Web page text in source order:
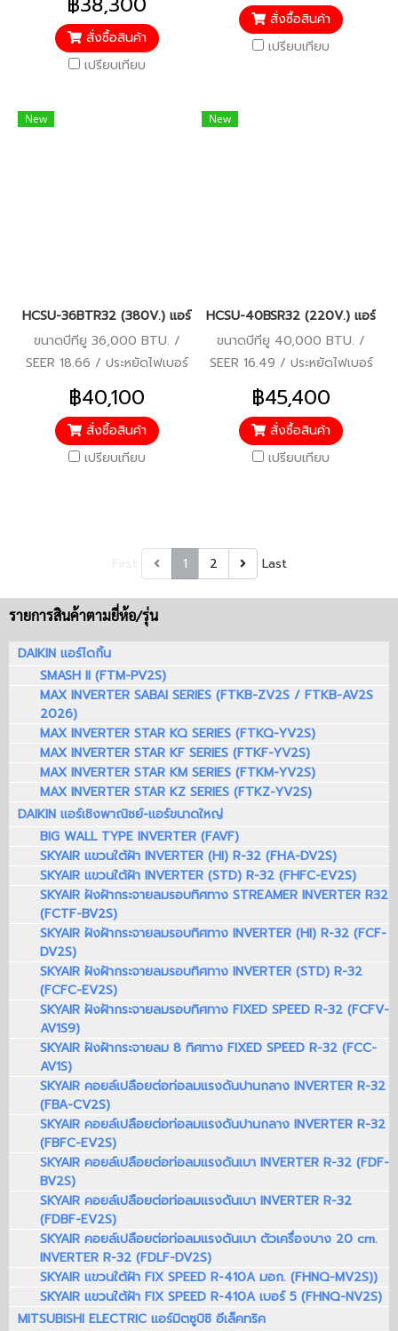
อะไหล่อื่นๆ 5 ปี
สั่งซื้อสินค้า
เปรียบเทียบ
อะไหล่อื่นๆ 5 ปี
สั่งซื้อสินค้า
เปรียบเทียบ
New
HCSU-36BTR32 (380V.) แอร์ไฮเออร์ Haier Round Flow เครื่อ
ขนาดบีทียู 36,000 BTU. /
SEER 18.66 / ประหยัดไฟเบอร์
5 / มอก.2134 2553 / รับ
ประกันคอมเพรสเซอร์ 5 ปี
อะไหล่อื่นๆ 5 ปี
฿40,100
สั่งซื้อสินค้า
เปรียบเทียบ
New
HCSU-40BSR32 (220V.) แอร์ไ
ขนาดบีทียู 40,000 BTU. /
SEER 16.49 / ประหยัดไฟเบอร์
5 / มอก.2134 2553 / รับ
ประกันคอมเพรสเซอร์ 5 ปี
อะไหล่อื่นๆ 5 ปี
฿45,400
สั่งซื้อสินค้า
เปรียบเทียบ
1 2 Last
รายการสินค้าตามยี่ห้อ/รุ่น
DAIKIN แอร์ไดกิ้น
SMASH II (FTM-PV2S)
MAX INVERTER SABAI SERIES (FTKB-ZV2S / FTKB-AV2S
2026)
MAX INVERTER STAR KQ SERIES (FTKQ-YV2S)
MAX INVERTER STAR KF SERIES (FTKF-YV2S)
MAX INVERTER STAR KM SERIES (FTKM-YV2S)
MAX INVERTER STAR KZ SERIES (FTKZ-YV2S)
DAIKIN แอร์เชิงพาณิชย์-แอร์ขนาดใหญ่
BIG WALL TYPE INVERTER (FAVF)
SKYAIR แขวนใต้ฝ้า INVERTER (HI) R-32 (FHA-DV2S)
SKYAIR แขวนใต้ฝ้า INVERTER (STD) R-32 (FHFC-EV2S)
SKYAIR ฝังฝ้ากระจายลมรอบทิศทาง STREAMER INVERTER R32
(FCTF-BV2S)
SKYAIR ฝังฝ้ากระจายลมรอบทิศทาง INVERTER (HI) R-32 (FCF-
DV2S)
SKYAIR ฝังฝ้ากระจายลมรอบทิศทาง INVERTER (STD) R-32
(FCFC-EV2S)
SKYAIR ฝังฝ้ากระจายลมรอบทิศทาง FIXED SPEED R-32 (FCFV-
AV1S9)
SKYAIR ฝังฝ้ากระจายลม 8 ทิศทาง FIXED SPEED R-32 (FCC-
AV1S)
SKYAIR คอยล์เปลือยต่อท่อลมแรงดันปานกลาง INVERTER R-32
(FBA-CV2S)
SKYAIR คอยล์เปลือยต่อท่อลมแรงดันปานกลาง INVERTER R-32
(FBFC-EV2S)
SKYAIR คอยล์เปลือยต่อท่อลมแรงดันเบา INVERTER R-32 (FDF-
BV2S)
SKYAIR คอยล์เปลือยต่อท่อลมแรงดันเบา INVERTER R-32
(FDBF-EV2S)
SKYAIR คอยล์เปลือยต่อท่อลมแรงดันเบา ตัวเครื่องบาง 20 cm.
INVERTER R-32 (FDLF-DV2S)
SKYAIR แขวนใต้ฝ้า FIX SPEED R-410A มอก. (FHNQ-MV2S))
SKYAIR แขวนใต้ฝ้า FIX SPEED R-410A เบอร์ 5 (FHNQ-NV2S)
MITSUBISHI ELECTRIC แอร์มิตซูบิชิ อีเล็คทริค